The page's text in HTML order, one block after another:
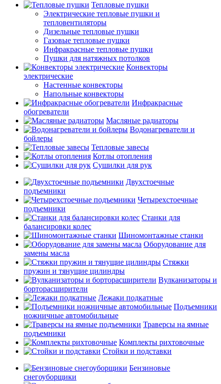
Тепловые пушки
Электрические тепловые пушки и
тепловентиляторы
Дизельные тепловые пушки
Газовые тепловые пушки
Инфракрасные тепловые пушки
Пушки для натяжных потолков
Конвекторы
электрические
Настенные конвекторы
Напольные конвекторы
Инфракрасные
обогреватели
Масляные радиаторы
Водонагреватели и
бойлеры
Тепловые завесы
Котлы отопления
Сушилки для рук
Двухстоечные
подъемники
Четырехстоечные
подъемники
Станки для
балансировки колес
Шиномонтажные станки
Оборудование для
замены масла
Стяжки
пружин и тянущие цилиндры
Вулканизаторы и
борторасширители
Лежаки подкатные
Подъемники
ножничные автомобильные
Траверсы на ямные
подъемники
Комплекты рихтовочные
Стойки и подставки
Бензиновые
снегоуборщики